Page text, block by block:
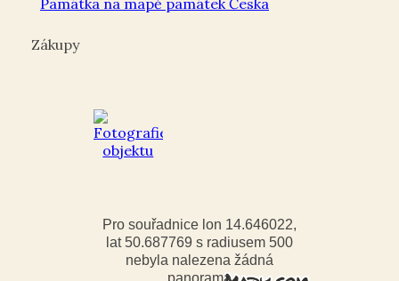
Zákupy
Pro souřadnice lon 14.646022,
lat 50.687769 s radiusem 500
nebyla nalezena žádná
panorama